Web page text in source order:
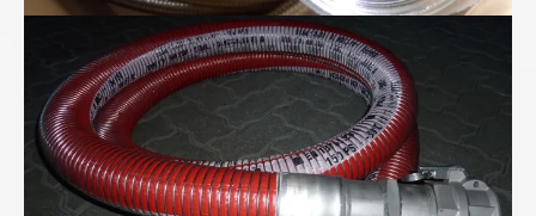
"Für Anspruchsvolle" - Folienwickelschlauch mit
PTFE-Seele